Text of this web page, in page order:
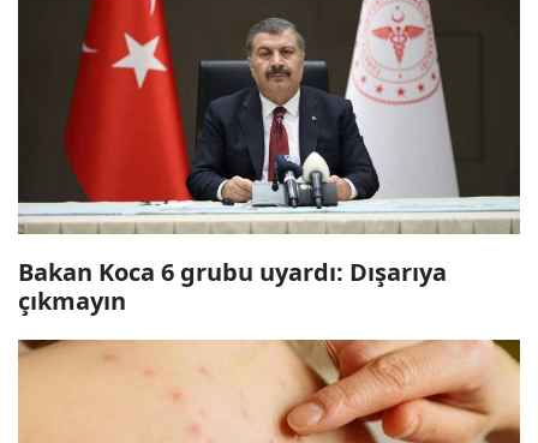
Bakan Koca 6 grubu uyardı: Dışarıya
çıkmayın